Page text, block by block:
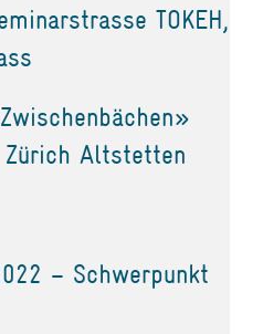
TOKEH,
Zürich Altstetten
– Schwerpunkt